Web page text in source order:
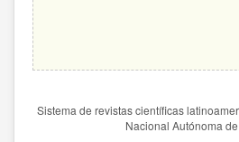
Sistema de revistas científicas
Nacional Autónoma